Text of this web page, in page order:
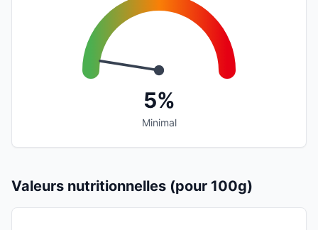
5%
Minimal
Valeurs nutritionnelles (pour 100g)